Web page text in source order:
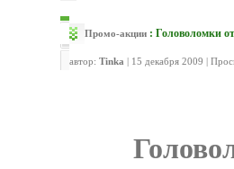
Промо-акции : Головоломки
автор: Tinka | 15 декабря 2009 |